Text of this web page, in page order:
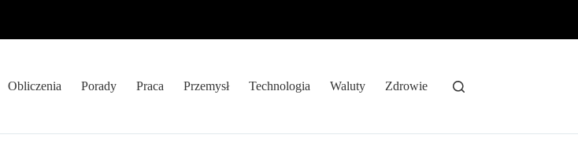
Obliczenia Porady Praca Przemysł Technologia Waluty Zdrowie